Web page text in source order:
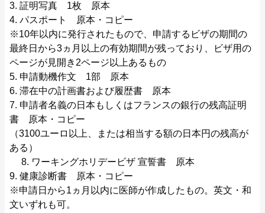
3. 証明写真 1枚 原本
4. パスポート 原本・コピー
※10年以内に発行されたもので、申請するビザの期間の
最終日から3ヵ月以上の有効期間が残っており、ビザ用の
ページが見開き2ページ以上あるもの
5. 申請動機作文 1部 原本
6. 滞在中の計画書および履歴書 原本
7. 申請者名義の日本もしくはフランスの銀行の残高証明
書 原本・コピー
（3100ユーロ以上、または相当する額の日本円の残高が
ある）
8. ワーキングホリデービザ 宣誓書 原本
9. 健康診断書 原本・コピー
※申請日から1ヵ月以内に医師が作成したもの。英文・和
文いずれも可。